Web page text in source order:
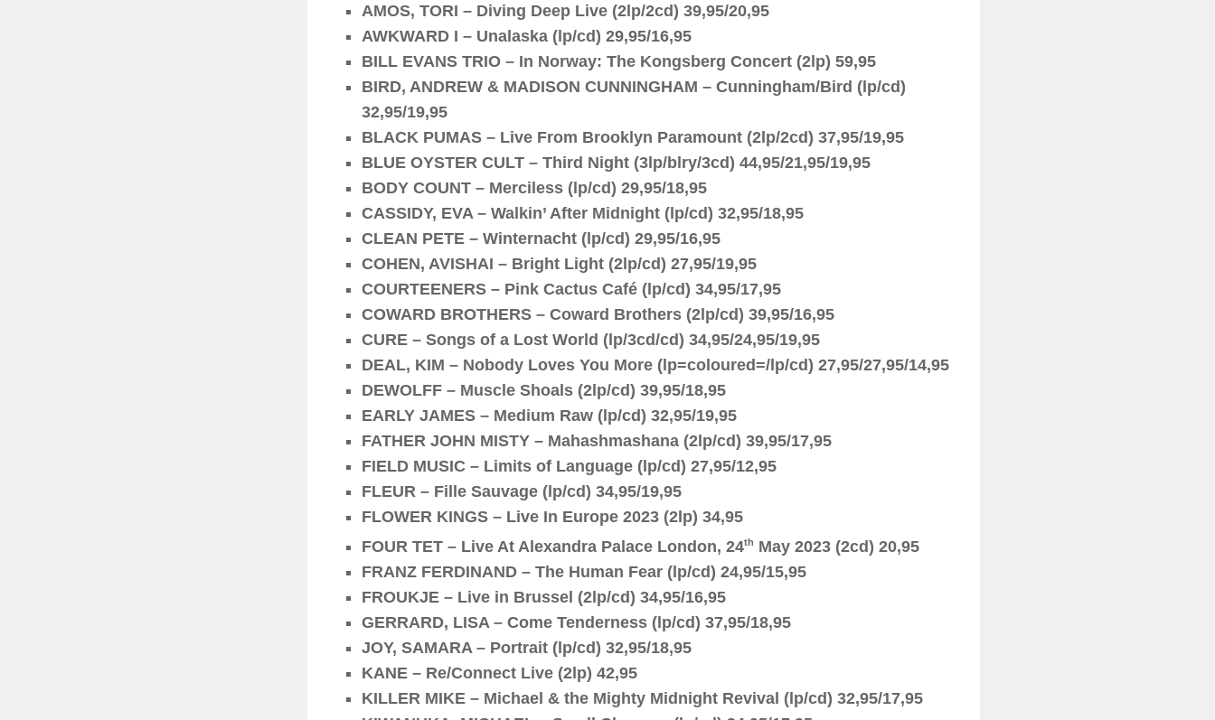
AMOS, TORI – Diving Deep Live (2lp/2cd) 39,95/20,95
AWKWARD I – Unalaska (lp/cd) 29,95/16,95
BILL EVANS TRIO – In Norway: The Kongsberg Concert (2lp) 59,95
BIRD, ANDREW & MADISON CUNNINGHAM – Cunningham/Bird (lp/cd)
32,95/19,95
BLACK PUMAS – Live From Brooklyn Paramount (2lp/2cd) 37,95/19,95
BLUE OYSTER CULT – Third Night (3lp/blry/3cd) 44,95/21,95/19,95
BODY COUNT – Merciless (lp/cd) 29,95/18,95
CASSIDY, EVA – Walkin’ After Midnight (lp/cd) 32,95/18,95
CLEAN PETE – Winternacht (lp/cd) 29,95/16,95
COHEN, AVISHAI – Bright Light (2lp/cd) 27,95/19,95
COURTEENERS – Pink Cactus Café (lp/cd) 34,95/17,95
COWARD BROTHERS – Coward Brothers (2lp/cd) 39,95/16,95
CURE – Songs of a Lost World (lp/3cd/cd) 34,95/24,95/19,95
DEAL, KIM – Nobody Loves You More (lp=coloured=/lp/cd) 27,95/27,95/14,95
DEWOLFF – Muscle Shoals (2lp/cd) 39,95/18,95
EARLY JAMES – Medium Raw (lp/cd) 32,95/19,95
FATHER JOHN MISTY – Mahashmashana (2lp/cd) 39,95/17,95
FIELD MUSIC – Limits of Language (lp/cd) 27,95/12,95
FLEUR – Fille Sauvage (lp/cd) 34,95/19,95
FLOWER KINGS – Live In Europe 2023 (2lp) 34,95
FOUR TET – Live At Alexandra Palace London, 24th May 2023 (2cd) 20,95
FRANZ FERDINAND – The Human Fear (lp/cd) 24,95/15,95
FROUKJE – Live in Brussel (2lp/cd) 34,95/16,95
GERRARD, LISA – Come Tenderness (lp/cd) 37,95/18,95
JOY, SAMARA – Portrait (lp/cd) 32,95/18,95
KANE – Re/Connect Live (2lp) 42,95
KILLER MIKE – Michael & the Mighty Midnight Revival (lp/cd) 32,95/17,95